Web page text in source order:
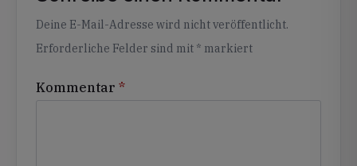
Deine E-Mail-Adresse wird nicht veröffentlicht.
Erforderliche Felder sind mit * markiert
Kommentar *
Alternative: